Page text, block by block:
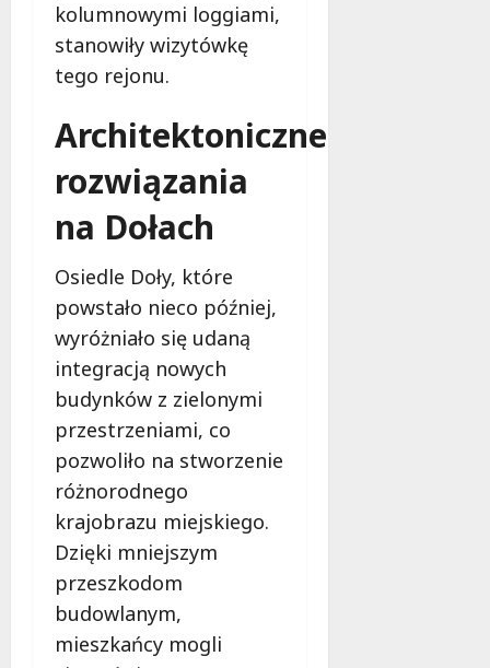
kolumnowymi loggiami,
stanowiły wizytówkę
tego rejonu.
Architektoniczne
rozwiązania
na Dołach
Osiedle Doły, które
powstało nieco później,
wyróżniało się udaną
integracją nowych
budynków z zielonymi
przestrzeniami, co
pozwoliło na stworzenie
różnorodnego
krajobrazu miejskiego.
Dzięki mniejszym
przeszkodom
budowlanym,
mieszkańcy mogli